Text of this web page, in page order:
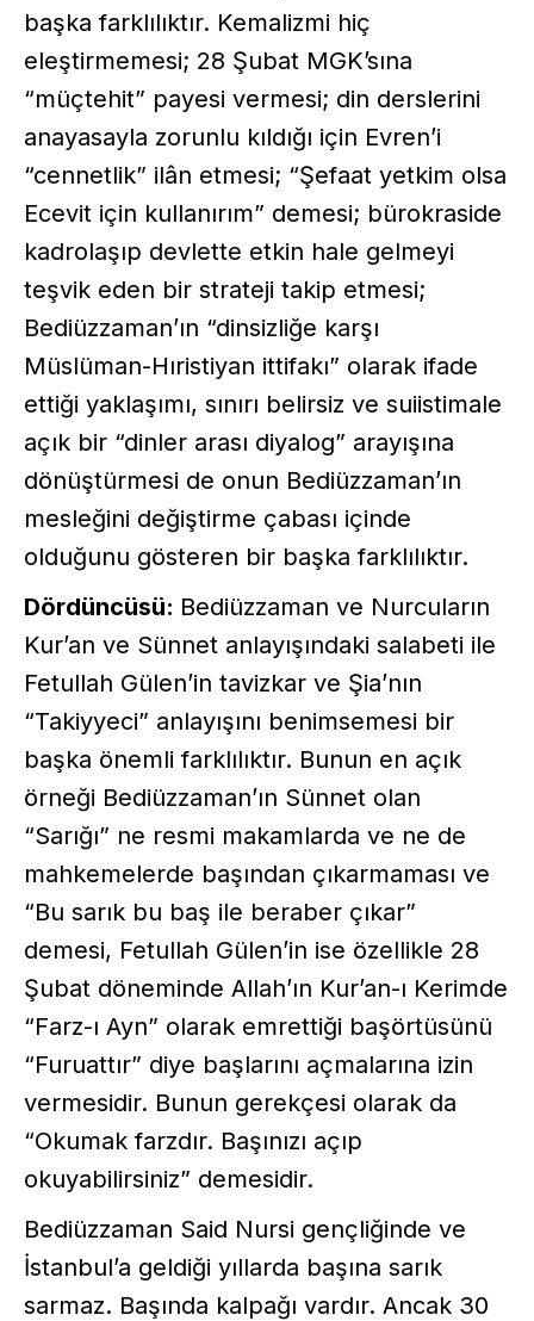
başka farklılıktır. Kemalizmi hiç
eleştirmemesi; 28 Şubat MGK’sına
“müçtehit” payesi vermesi; din derslerini
anayasayla zorunlu kıldığı için Evren’i
“cennetlik” ilân etmesi; “Şefaat yetkim olsa
Ecevit için kullanırım” demesi; bürokraside
kadrolaşıp devlette etkin hale gelmeyi
teşvik eden bir strateji takip etmesi;
Bediüzzaman’ın “dinsizliğe karşı
Müslüman-Hıristiyan ittifakı” olarak ifade
ettiği yaklaşımı, sınırı belirsiz ve suiistimale
açık bir “dinler arası diyalog” arayışına
dönüştürmesi de onun Bediüzzaman’ın
mesleğini değiştirme çabası içinde
olduğunu gösteren bir başka farklılıktır.
Dördüncüsü: Bediüzzaman ve Nurcuların
Kur’an ve Sünnet anlayışındaki salabeti ile
Fetullah Gülen’in tavizkar ve Şia’nın
“Takiyyeci” anlayışını benimsemesi bir
başka önemli farklılıktır. Bunun en açık
örneği Bediüzzaman’ın Sünnet olan
“Sarığı” ne resmi makamlarda ve ne de
mahkemelerde başından çıkarmaması ve
“Bu sarık bu baş ile beraber çıkar”
demesi, Fetullah Gülen’in ise özellikle 28
Şubat döneminde Allah’ın Kur’an-ı Kerimde
“Farz-ı Ayn” olarak emrettiği başörtüsünü
“Furuattır” diye başlarını açmalarına izin
vermesidir. Bunun gerekçesi olarak da
“Okumak farzdır. Başınızı açıp
okuyabilirsiniz” demesidir.
Bediüzzaman Said Nursi gençliğinde ve
İstanbul’a geldiği yıllarda başına sarık
sarmaz. Başında kalpağı vardır. Ancak 30